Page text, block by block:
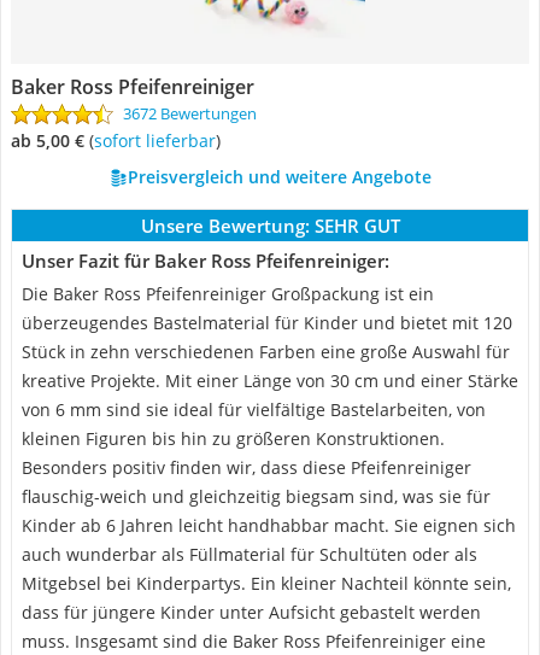
Baker Ross Pfeifenreiniger
3672 Bewertungen
ab 5,00 € ( Sofort lieferbar)
Preisvergleich und weitere Angebote
Unsere Bewertung: SEHR GUT
Unser Fazit für Baker Ross Pfeifenreiniger:
Die Baker Ross Pfeifenreiniger Großpackung ist ein
überzeugendes Bastelmaterial für Kinder und bietet mit 120
Stück in zehn verschiedenen Farben eine große Auswahl für
kreative Projekte. Mit einer Länge von 30 cm und einer Stärke
von 6 mm sind sie ideal für vielfältige Bastelarbeiten, von
kleinen Figuren bis hin zu größeren Konstruktionen.
Besonders positiv finden wir, dass diese Pfeifenreiniger
flauschig-weich und gleichzeitig biegsam sind, was sie für
Kinder ab 6 Jahren leicht handhabbar macht. Sie eignen sich
auch wunderbar als Füllmaterial für Schultüten oder als
Mitgebsel bei Kinderpartys. Ein kleiner Nachteil könnte sein,
dass für jüngere Kinder unter Aufsicht gebastelt werden
muss. Insgesamt sind die Baker Ross Pfeifenreiniger eine